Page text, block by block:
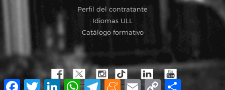
Perfil del contratante
Idiomas ULL
Catálogo formativo
Facebook
TwitterLinkedInWhatsApp
TelegramMeneame
Email Copy